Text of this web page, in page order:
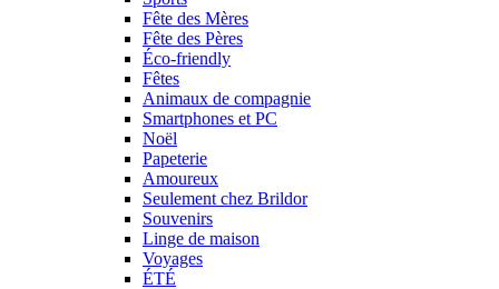
Fête des Mères
Fête des Pères
Éco-friendly
Fêtes
Animaux de compagnie
Smartphones et PC
Noël
Papeterie
Amoureux
Seulement chez Brildor
Souvenirs
Linge de maison
Voyages
ÉTÉ